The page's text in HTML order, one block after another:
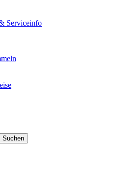
Serviceinfo
Suchen